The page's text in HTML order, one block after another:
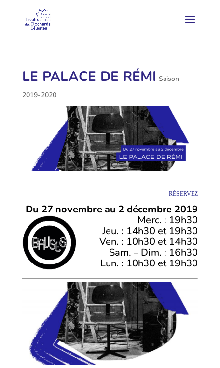
LE PALACE DE RÉMI Saison
2019-2020
RÉSERVEZ
Du 27 novembre au 2 décembre 2019
Merc. : 19h30
Jeu. : 14h30 et 19h30
Ven. : 10h30 et 14h30
Sam. – Dim. : 16h30
Lun. : 10h30 et 19h30